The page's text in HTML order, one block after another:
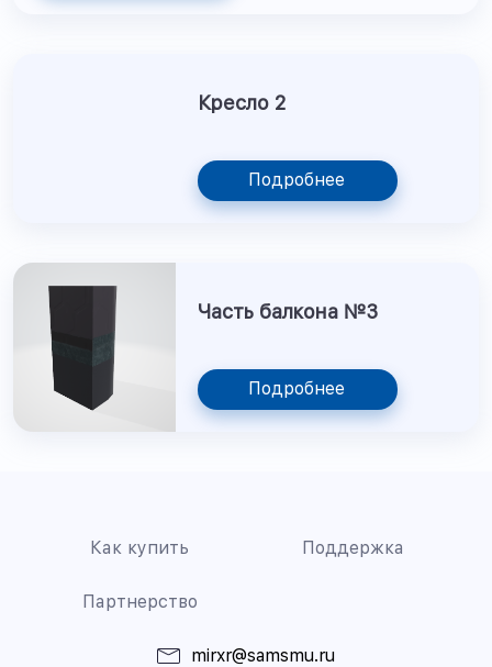
Кресло 2
Подробнее
Часть балкона №3
Подробнее
Как купить Поддержка
Партнерство
mirxr@samsmu.ru